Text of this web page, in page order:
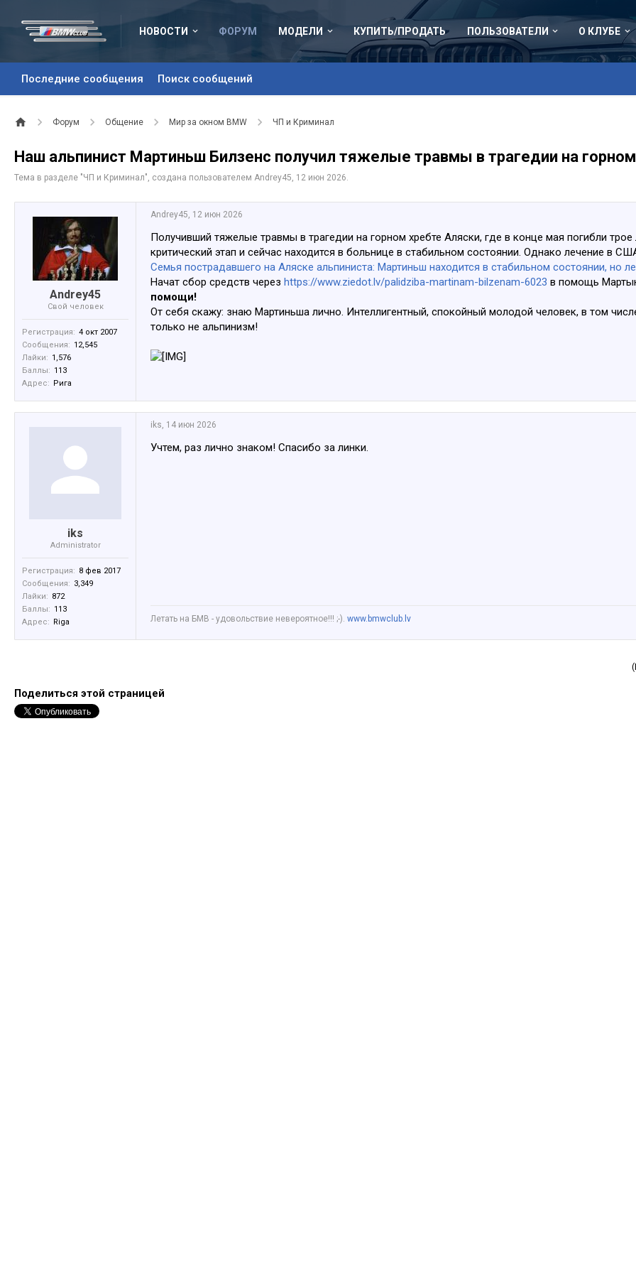
НОВОСТИ ФОРУМ
Последние сообщения Поиск сообщений
МОДЕЛИ КУПИТЬ/ПРОДАТЬ ПОЛЬЗОВАТЕЛИ О КЛУБЕ
Форум Общение Мир за окном BMW ЧП и Криминал
Наш альпинист Мартиньш Билзенс получил тяжелые травмы в трагедии на
Тема в разделе "ЧП и Криминал", создана пользователем Andrey45, 12 июн 2026.
Andrey45
Свой человек
Регистрация: 4 окт 2007
Сообщения: 12,545
Лайки: 1,576
Баллы: 113
Адрес: Рига
Andrey45, 12 июн 2026
Получивший тяжелые травмы в трагедии на горном хребте Аляски, где в конце мая погибли
критический этап и сейчас находится в больнице в стабильном состоянии. Однако лечение в
Семья пострадавшего на Аляске альпиниста: Мартиньш находится в стабильном состоянии,
Начат сбор средств через https://www.ziedot.lv/palidziba-martinam-bilzenam-6023 в помощь
помощи!
От себя скажу: знаю Мартиньша лично. Интеллигентный, спокойный молодой человек, в том
только не альпинизм!
iks
Administrator
Регистрация: 8 фев 2017
Сообщения: 3,349
Лайки: 872
Баллы: 113
Адрес: Riga
iks, 14 июн 2026
Учтем, раз лично знаком! Спасибо за линки.
Летать на БМВ - удовольствие невероятное!!! ;-). www.bmwclub.lv
Поделиться этой страницей